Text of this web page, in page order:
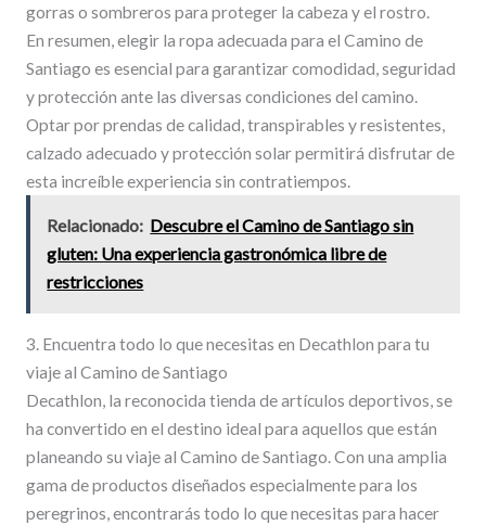
gorras o sombreros para proteger la cabeza y el rostro.
En resumen, elegir la ropa adecuada para el Camino de
Santiago es esencial para garantizar comodidad, seguridad
y protección ante las diversas condiciones del camino.
Optar por prendas de calidad, transpirables y resistentes,
calzado adecuado y protección solar permitirá disfrutar de
esta increíble experiencia sin contratiempos.
Relacionado: Descubre el Camino de Santiago sin
gluten: Una experiencia gastronómica libre de
restricciones
3. Encuentra todo lo que necesitas en Decathlon para tu
viaje al Camino de Santiago
Decathlon, la reconocida tienda de artículos deportivos, se
ha convertido en el destino ideal para aquellos que están
planeando su viaje al Camino de Santiago. Con una amplia
gama de productos diseñados especialmente para los
peregrinos, encontrarás todo lo que necesitas para hacer